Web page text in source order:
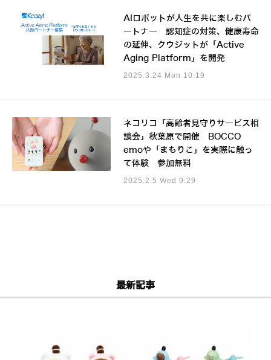
AIロボットが人生を共に楽しむパ
ートナー 認知症の対策、健康寿命
の延伸、クウジットが「Active
Aging Platform」を開発
2025.3.24 Mon 10:19
ネコリコ「高齢者見守りサービス相
談会」秋葉原で開催 BOCCO
emoや「まもりこ」を実際に触っ
て体験 参加無料
2025.2.5 Wed 9:29
最新記事